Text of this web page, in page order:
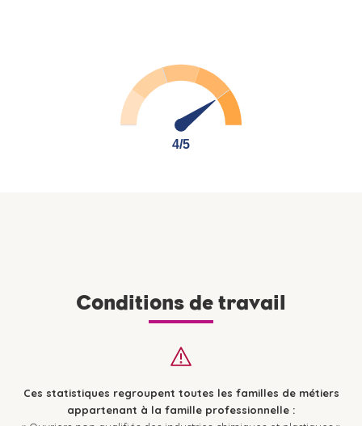
4/5
4/5
Conditions de travail
Ces statistiques regroupent toutes les familles de métiers
appartenant à la famille professionnelle :